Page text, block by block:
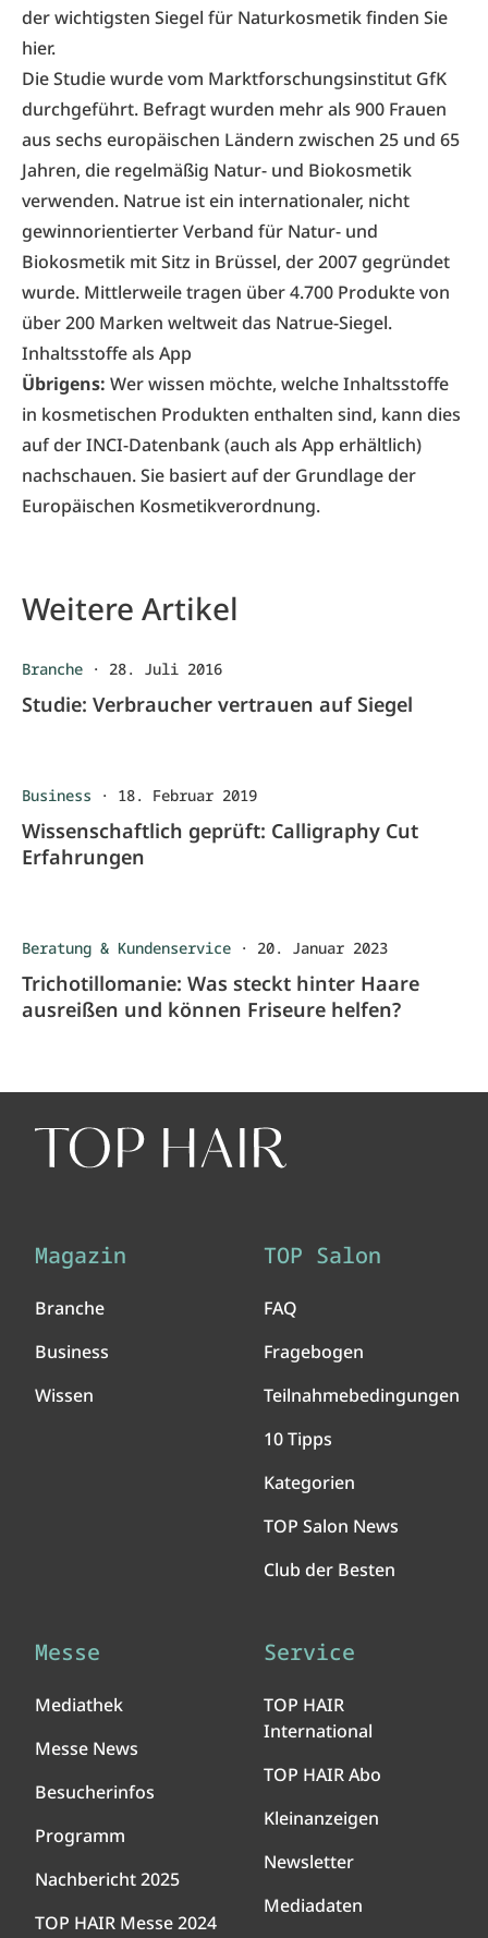
der wichtigsten Siegel für Naturkosmetik finden Sie
hier.
Die Studie wurde vom Marktforschungsinstitut GfK
durchgeführt. Befragt wurden mehr als 900 Frauen
aus sechs europäischen Ländern zwischen 25 und 65
Jahren, die regelmäßig Natur- und Biokosmetik
verwenden. Natrue ist ein internationaler, nicht
gewinnorientierter Verband für Natur- und
Biokosmetik mit Sitz in Brüssel, der 2007 gegründet
wurde. Mittlerweile tragen über 4.700 Produkte von
über 200 Marken weltweit das Natrue-Siegel.
Inhaltsstoffe als App
Übrigens: Wer wissen möchte, welche Inhaltsstoffe
in kosmetischen Produkten enthalten sind, kann dies
auf derINCI-Datenbank(auch als App erhältlich)
nachschauen. Sie basiert auf der Grundlage der
Europäischen Kosmetikverordnung.
Weitere Artikel
Branche · 28. Juli 2016
Studie: Verbraucher vertrauen auf Siegel
Business · 18. Februar 2019
Wissenschaftlich geprüft: Calligraphy Cut
Erfahrungen
Beratung & Kundenservice · 20. Januar 2023
Trichotillomanie: Was steckt hinter Haare
ausreißen und können Friseure helfen?
Magazin
Branche
Business
Wissen
TOP Salon
FAQ
Fragebogen
Teilnahmebedingungen
10 Tipps
Kategorien
TOP Salon News
Club der Besten
Messe
Mediathek
Messe News
Besucherinfos
Programm
Nachbericht 2025
TOP HAIR Messe 2024
Service
TOP HAIR
International
TOP HAIR Abo
Kleinanzeigen
Newsletter
Mediadaten